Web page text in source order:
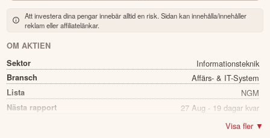
Att investera dina pengar innebär alltid en risk. Sidan kan innehålla/innehåller
reklam eller affiliatelänkar.
OM AKTIEN
Sektor
Informationsteknik
Bransch Affärs- & IT-System
Lista NGM
Nästa rapport 27 Aug - 19 dagar kvar
Nej
Visa fler ▼